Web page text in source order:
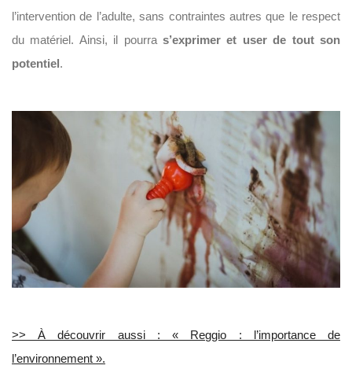
l’intervention de l’adulte, sans contraintes autres que le respect
du matériel. Ainsi, il pourras’exprimer et user de tout son
potentiel.
>> À découvrir aussi : « Reggio : l’importance de
l’environnement ».